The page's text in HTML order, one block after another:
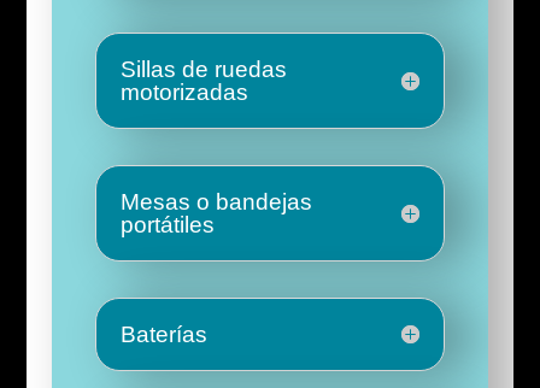
Sillas de ruedas
motorizadas
Mesas o bandejas
portátiles
Baterías